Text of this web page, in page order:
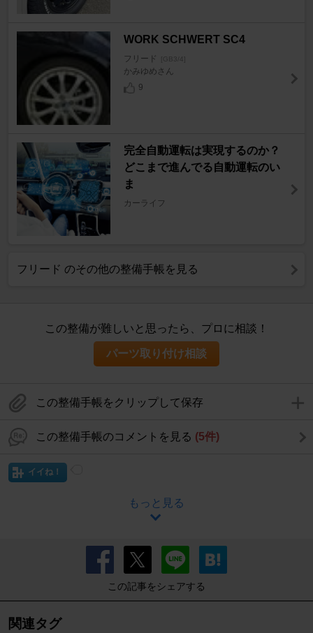
WORK SCHWERT SC4
フリード [GB3/4]
かみゆめさん
9
完全自動運転は実現するのか？
どこまで進んでる自動運転のい
ま
カーライフ
フリード のその他の整備手帳を見る
この整備が難しいと思ったら、プロに相談！
パーツ取り付け相談
この整備手帳をクリップして保存
この整備手帳のコメントを見る (5件)
イイね！
もっと見る
この記事をシェアする
関連タグ